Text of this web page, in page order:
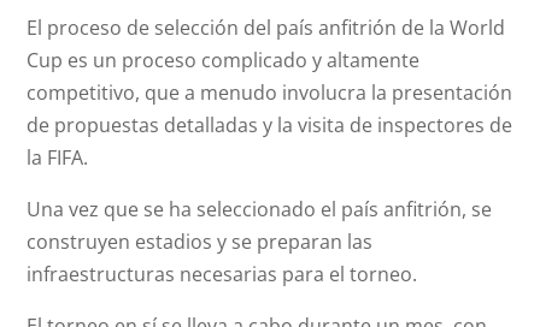
El proceso de selección del país anfitrión de la World
Cup es un proceso complicado y altamente
competitivo, que a menudo involucra la presentación
de propuestas detalladas y la visita de inspectores de
la FIFA.
Una vez que se ha seleccionado el país anfitrión, se
construyen estadios y se preparan las
infraestructuras necesarias para el torneo.